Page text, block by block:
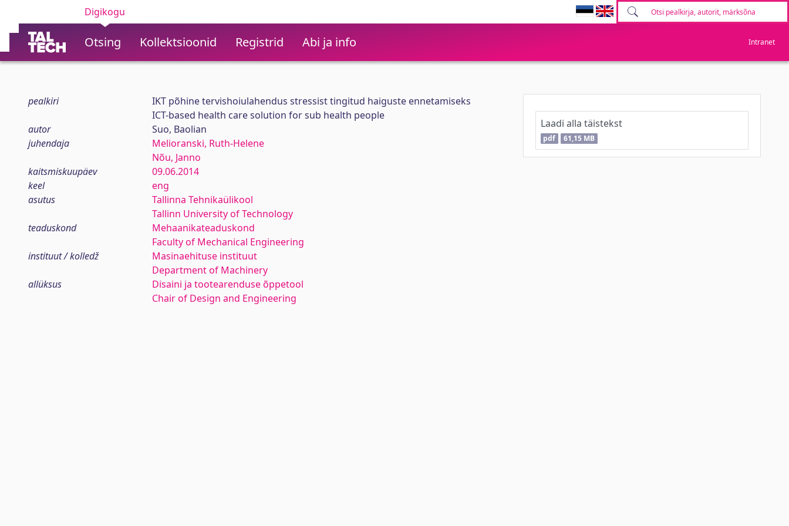
Digikogu
Otsing Kollektsioonid Registrid Abi ja info Intranet
pealkiri
IKT põhine tervishoiulahendus stressist tingitud haiguste ennetamiseks
ICT-based health care solution for sub health people
autor
Suo, Baolian
juhendaja
Melioranski, Ruth-Helene
Nõu, Janno
kaitsmiskuupäev
09.06.2014
keel
eng
asutus
Tallinna Tehnikaülikool
Tallinn University of Technology
teaduskond
Mehaanikateaduskond
Faculty of Mechanical Engineering
instituut / kolledž
Masinaehituse instituut
Department of Machinery
allüksus
Disaini ja tootearenduse õppetool
Chair of Design and Engineering
Laadi alla täistekst
pdf 61,15 MB